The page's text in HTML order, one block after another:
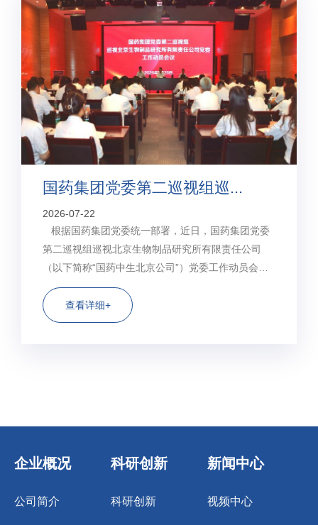
国药集团党委第二巡视组巡...
2026-07-22
根据国药集团党委统一部署，近日，国药集团党委
第二巡视组巡视北京生物制品研究所有限责任公司
（以下简称“国药中生北京公司”）党委工作动员会召
开。国药集团党委第二巡视组组长董威作动员讲话，
对深入学习贯彻习近平总书记关于巡视工作的重要论
述，落实国药集团党委工作部署提出要求。国药中生
查看详细+
企业概况
公司简介
科研创新
科研创新
新闻中心
视频中心